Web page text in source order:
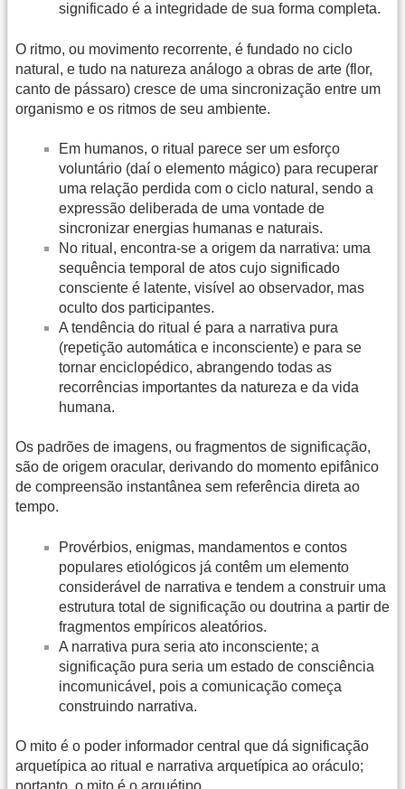
significado é a integridade de sua forma completa.
O ritmo, ou movimento recorrente, é fundado no ciclo
natural, e tudo na natureza análogo a obras de arte (flor,
canto de pássaro) cresce de uma sincronização entre um
organismo e os ritmos de seu ambiente.
Em humanos, o ritual parece ser um esforço
voluntário (daí o elemento mágico) para recuperar
uma relação perdida com o ciclo natural, sendo a
expressão deliberada de uma vontade de
sincronizar energias humanas e naturais.
No ritual, encontra-se a origem da narrativa: uma
sequência temporal de atos cujo significado
consciente é latente, visível ao observador, mas
oculto dos participantes.
A tendência do ritual é para a narrativa pura
(repetição automática e inconsciente) e para se
tornar enciclopédico, abrangendo todas as
recorrências importantes da natureza e da vida
humana.
Os padrões de imagens, ou fragmentos de significação,
são de origem oracular, derivando do momento epifânico
de compreensão instantânea sem referência direta ao
tempo.
Provérbios, enigmas, mandamentos e contos
populares etiológicos já contêm um elemento
considerável de narrativa e tendem a construir uma
estrutura total de significação ou doutrina a partir de
fragmentos empíricos aleatórios.
A narrativa pura seria ato inconsciente; a
significação pura seria um estado de consciência
incomunicável, pois a comunicação começa
construindo narrativa.
O mito é o poder informador central que dá significação
arquetípica ao ritual e narrativa arquetípica ao oráculo;